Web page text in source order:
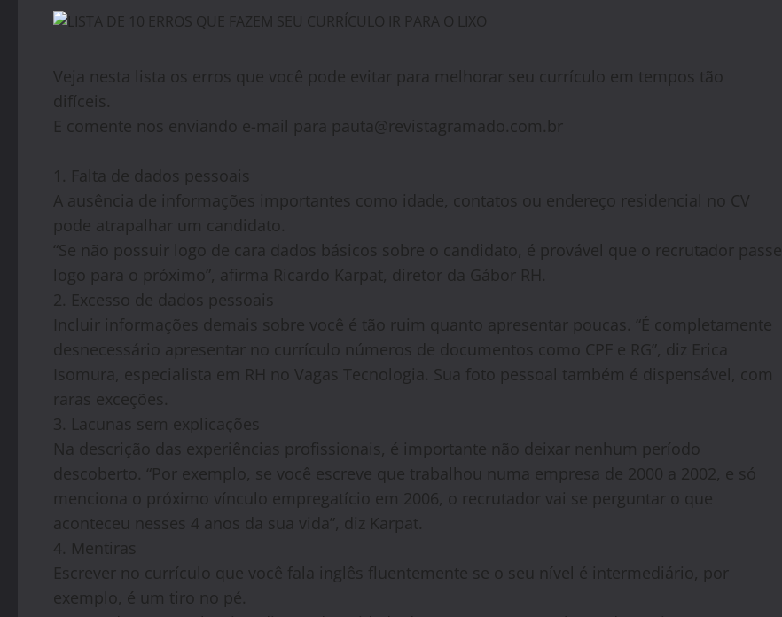
Veja nesta lista os erros que você pode evitar para melhorar seu currículo em tempos tão
difíceis.
E comente nos enviando e-mail para pauta@revistagramado.com.br
1. Falta de dados pessoais
A ausência de informações importantes como idade, contatos ou endereço residencial no CV
pode atrapalhar um candidato.
“Se não possuir logo de cara dados básicos sobre o candidato, é provável que o recrutador passe
logo para o próximo”, afirma Ricardo Karpat, diretor da Gábor RH.
2. Excesso de dados pessoais
Incluir informações demais sobre você é tão ruim quanto apresentar poucas. “É completamente
desnecessário apresentar no currículo números de documentos como CPF e RG”, diz Erica
Isomura, especialista em RH no Vagas Tecnologia. Sua foto pessoal também é dispensável, com
raras exceções.
3. Lacunas sem explicações
Na descrição das experiências profissionais, é importante não deixar nenhum período
descoberto. “Por exemplo, se você escreve que trabalhou numa empresa de 2000 a 2002, e só
menciona o próximo vínculo empregatício em 2006, o recrutador vai se perguntar o que
aconteceu nesses 4 anos da sua vida”, diz Karpat.
4. Mentiras
Escrever no currículo que você fala inglês fluentemente se o seu nível é intermediário, por
exemplo, é um tiro no pé.